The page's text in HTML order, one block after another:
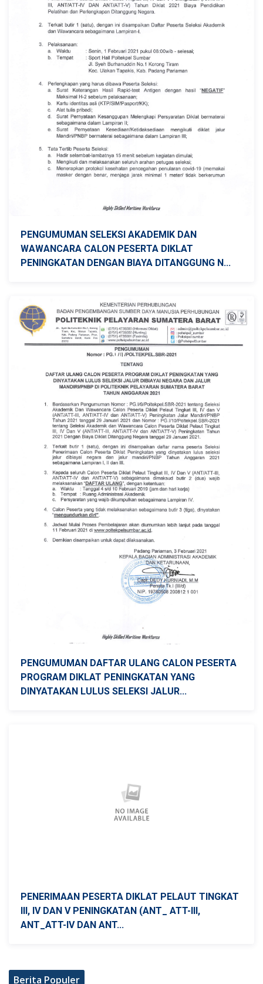
PENGUMUMAN SELEKSI AKADEMIK DAN
WAWANCARA CALON PESERTA DIKLAT
PENINGKATAN DENGAN BIAYA DITANGGUNG N...
PENGUMUMAN DAFTAR ULANG CALON PESERTA
PROGRAM DIKLAT PENINGKATAN YANG
DINYATAKAN LULUS SELEKSI JALUR...
PENERIMAAN PESERTA DIKLAT PELAUT TINGKAT
III, IV DAN V PENINGKATAN (ANT_ ATT-III,
ANT_ATT-IV DAN ANT...
Berita Populer